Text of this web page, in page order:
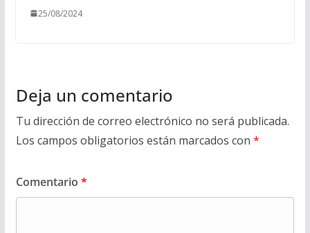
25/08/2024
Deja un comentario
Tu dirección de correo electrónico no será publicada.
Los campos obligatorios están marcados con *
Comentario *